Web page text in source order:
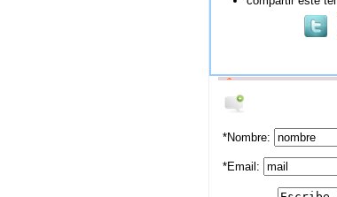
*Nombre:
*Email: